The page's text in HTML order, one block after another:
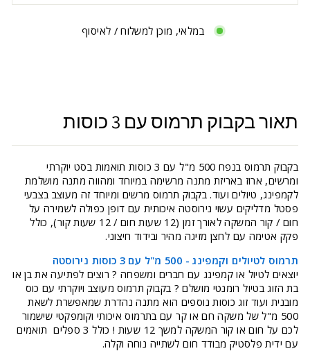
במלאי, מוכן למשלוח / לאיסוף
תאור בקבוק תרמוס עם 3 כוסות
בקבוק תרמוס בנפח 500 מ"ל עם 3 כוסות תואמות בסט יוקרתי
ומרשים, ארוז באריזת מתנה מרשימה במיוחד ומהווה מתנה מושלמת
לקמפינג, טיולים ועוד. בקבוק תרמוס מרשים ומיוחד זה מעוצב בצבעי
פסטל מדליקים עשוי נירוסטה איכותית עם דופן כפולה לשמירה על
חום / קור המשקה לאורך זמן (12 שעות חום / 12 שעות קור), כולל
פקק אטימה עם לחצן מזיגה מהיר ובידוד חיצוני.
תרמוס לטיולים וקמפינג - 500 מ"ל עם 3 כוסות נירוסטה
יוצאים לטיול או קמפינג עם חברים ומשפחה ? רוצים לפתיעה את בן או
בת הזוג בטיול רומנטי מושלם ? בקבוק תרמוס מעוצב ויוקרתי עם כוס
מובנית ועוד זוג כוסות נוספים הוא מתנה נהדרת שמאפשרת לשאת
500 מ"ל של משקה חם או קר עם בתרמוס איכותי וקומפקטי שישמור
לכם על חום או קור המשקה למשך 12 שעות ! כולל 3 ספלים תואמים
עם ידית פלסטיק מבודד חום לשתייה נוחה וקלה.